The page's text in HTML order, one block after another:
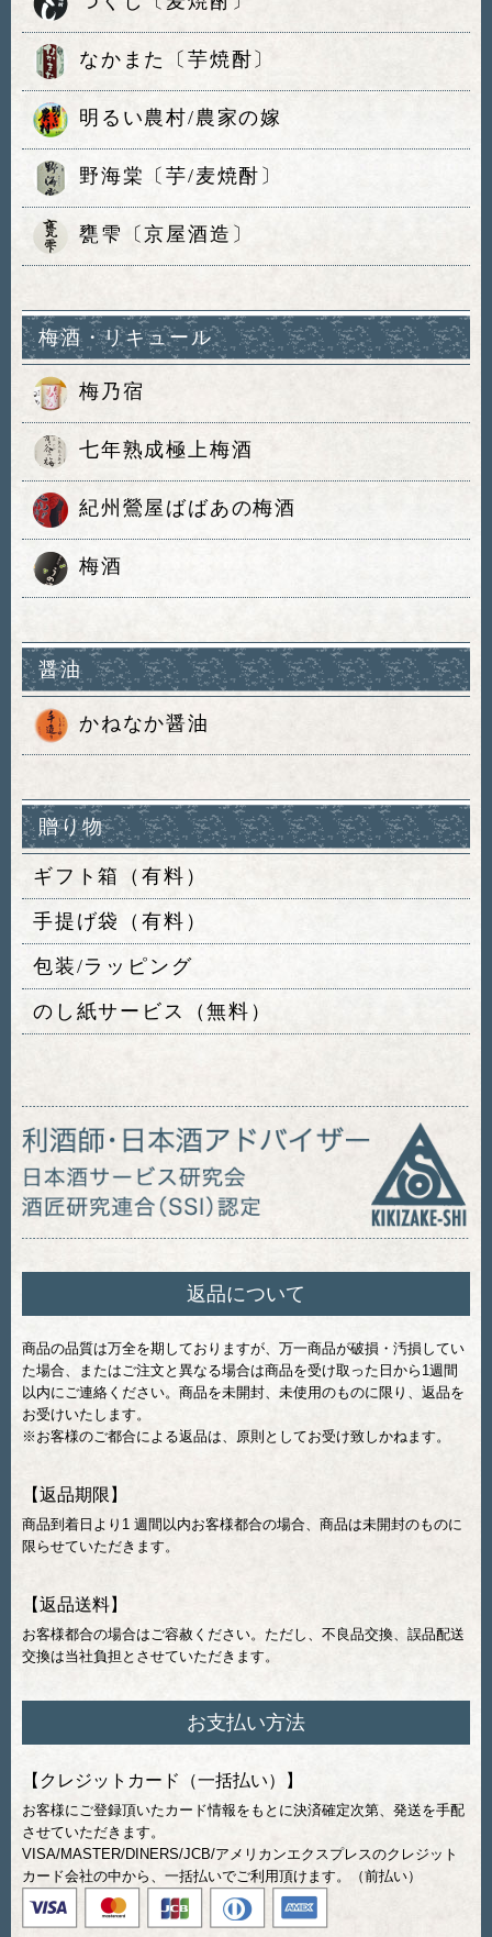
なかまた〔芋焼酎〕
明るい農村/農家の嫁
野海棠〔芋/麦焼酎〕
甕雫〔京屋酒造〕
梅酒・リキュール
梅乃宿
七年熟成極上梅酒
紀州鶯屋ばばあの梅酒
梅酒
醤油
かねなか醤油
贈り物
ギフト箱（有料）
手提げ袋（有料）
包装/ラッピング
のし紙サービス（無料）
返品について
商品の品質は万全を期しておりますが、万一商品が破損・汚損してい
た場合、またはご注文と異なる場合は商品を受け取った日から1週間
以内にご連絡ください。商品を未開封、未使用のものに限り、返品を
お受けいたします。
※お客様のご都合による返品は、原則としてお受け致しかねます。
【返品期限】
商品到着日より1 週間以内お客様都合の場合、商品は未開封のものに
限らせていただきます。
【返品送料】
お客様都合の場合はご容赦ください。ただし、不良品交換、誤品配送
交換は当社負担とさせていただきます。
お支払い方法
【クレジットカード（一括払い）】
お客様にご登録頂いたカード情報をもとに決済確定次第、発送を手配
させていただきます。
VISA/MASTER/DINERS/JCB/アメリカンエクスプレスのクレジット
カード会社の中から、一括払いでご利用頂けます。（前払い）